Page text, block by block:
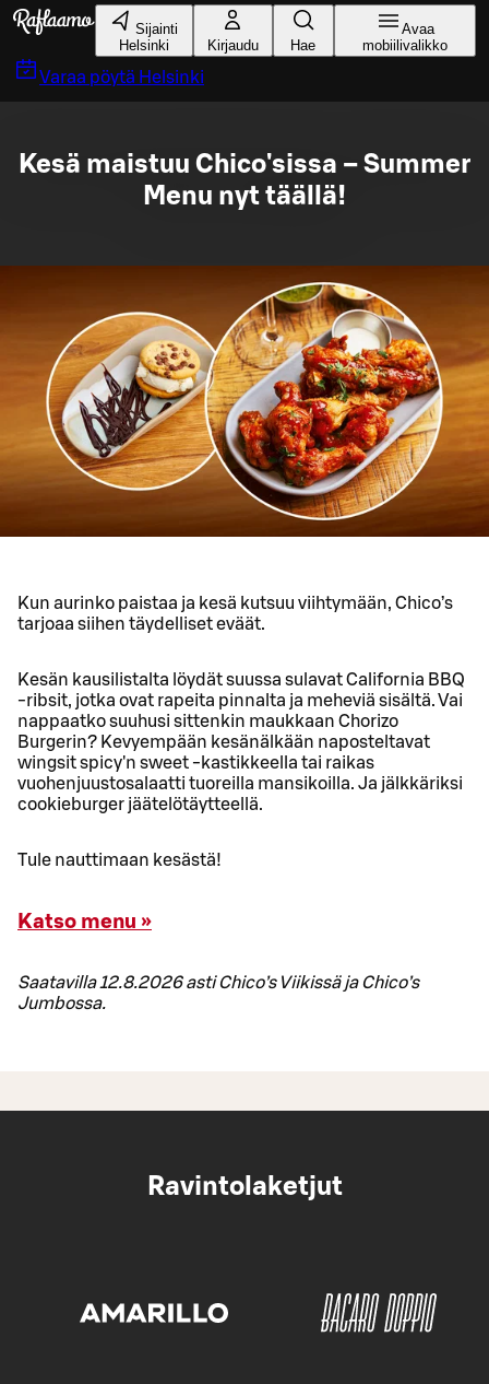
Siirry pääsisältöön
Sijainti
Helsinki
Kirjaudu Hae
Avaa
mobiilivalikko
Varaa pöytä Helsinki
Kesä maistuu Chico'sissa – Summer
Menu nyt täällä!
Kun aurinko paistaa ja kesä kutsuu viihtymään, Chico’s
tarjoaa siihen täydelliset eväät.
Kesän kausilistalta löydät suussa sulavat California BBQ
-ribsit, jotka ovat rapeita pinnalta ja meheviä sisältä. Vai
nappaatko suuhusi sittenkin maukkaan Chorizo
Burgerin? Kevyempään kesänälkään naposteltavat
wingsit spicy'n sweet -kastikkeella tai raikas
vuohenjuustosalaatti tuoreilla mansikoilla. Ja jälkkäriksi
cookieburger jäätelötäytteellä.
Tule nauttimaan kesästä!
Katso menu »
Saatavilla 12.8.2026 asti Chico’s Viikissä ja Chico’s
Jumbossa.
Ravintolaketjut